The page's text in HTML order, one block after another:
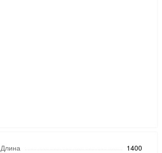
Длина
1400